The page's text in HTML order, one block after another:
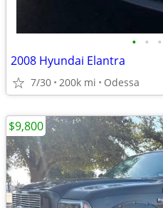
• • •
2008 Hyundai Elantra
7/30 200k mi Odessa
$9,800